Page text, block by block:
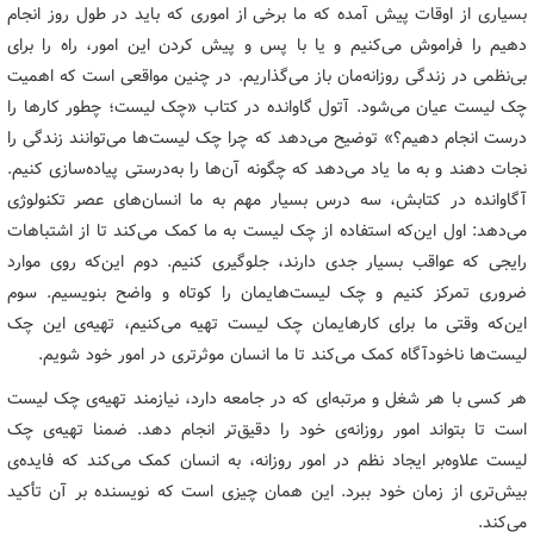
بسیاری از اوقات پیش آمده که ما برخی از اموری که باید در طول روز انجام
دهیم را فراموش می‌کنیم و یا با پس و پیش کردن این امور، راه را برای
بی‌نظمی در زندگی روزانه‌مان باز می‌گذاریم. در چنین مواقعی است که اهمیت
چک لیست عیان می‌شود. آتول گاوانده در کتاب «چک لیست؛ چطور کارها را
درست انجام دهیم؟» توضیح می‌دهد که چرا چک لیست‌ها می‌توانند زندگی را
نجات دهند و به ما یاد می‌دهد که چگونه آن‌ها را به‌درستی پیاده‌سازی کنیم.
آگاوانده در کتابش، سه درس بسیار مهم به ما انسان‌های عصر تکنولوژی
می‌دهد: اول این‌که استفاده از چک لیست به ما کمک می‌کند تا از اشتباهات
رایجی که عواقب بسیار جدی دارند، جلوگیری کنیم. دوم این‌که روی موارد
ضروری تمرکز کنیم و چک لیست‌هایمان را کوتاه و واضح بنویسیم. سوم
این‌که وقتی ما برای کارهایمان چک لیست تهیه می‌کنیم، تهیه‌ی این چک
لیست‌ها ناخودآگاه کمک می‌کند تا ما انسان موثرتری در امور خود شویم.
هر کسی با هر شغل و مرتبه‌ای که در جامعه دارد، نیازمند تهیه‌ی چک لیست
است تا بتواند امور روزانه‌ی خود را دقیق‌تر انجام دهد. ضمنا تهیه‌ی چک
لیست علاوه‌بر ایجاد نظم در امور روزانه، به انسان کمک می‌کند که فایده‌ی
بیش‌تری از زمان خود ببرد. این همان چیزی است که نویسنده بر آن تأکید
می‌کند.